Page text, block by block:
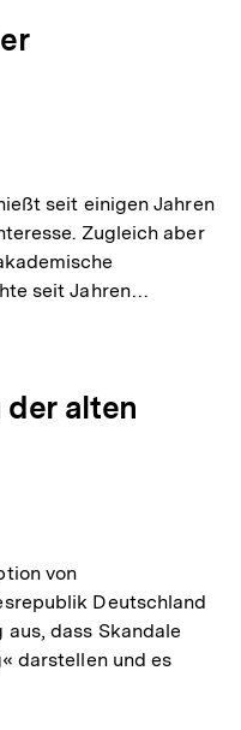
seit einigen Jahren
Zugleich aber
seit Jahren…
alten
von
Deutschland
dass Skandale
darstellen und es